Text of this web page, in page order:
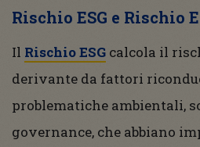
Rischio ESG e Rischio
Il Rischio ESG calcola il
derivante da fattori
problematiche ambientali,
governance, che abbiano